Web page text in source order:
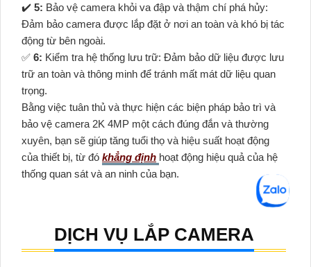
✔️ 5: Bảo vệ camera khỏi va đập và thậm chí phá hủy:
Đảm bảo camera được lắp đặt ở nơi an toàn và khó bị tác
động từ bên ngoài.
️✅ 6: Kiểm tra hệ thống lưu trữ: Đảm bảo dữ liệu được lưu
trữ an toàn và thông minh để tránh mất mát dữ liệu quan
trọng.
Bằng việc tuân thủ và thực hiện các biện pháp bảo trì và
bảo vệ camera 2K 4MP một cách đúng đắn và thường
xuyên, bạn sẽ giúp tăng tuổi thọ và hiệu suất hoạt động
của thiết bị, từ đó khẳng định hoạt động hiệu quả của hệ
thống quan sát và an ninh của bạn.
DỊCH VỤ LẮP CAMERA